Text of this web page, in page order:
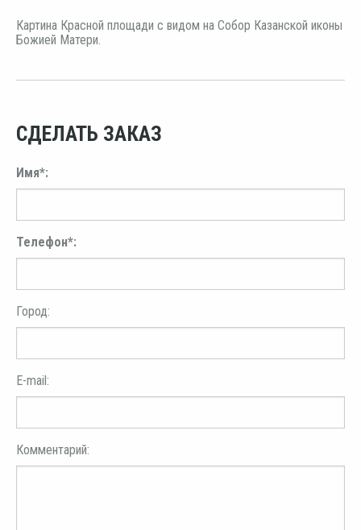
Картина Красной площади с видом на Собор Казанской иконы
Божией Матери.
СДЕЛАТЬ ЗАКАЗ
Имя*:
Телефон*:
Город:
E-mail:
Комментарий: